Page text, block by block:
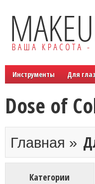
Инструменты Для глаз
Dose of
Главная »
Категории